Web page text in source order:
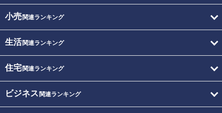
小売関連ランキング
生活関連ランキング
住宅関連ランキング
ビジネス 関連ランキング